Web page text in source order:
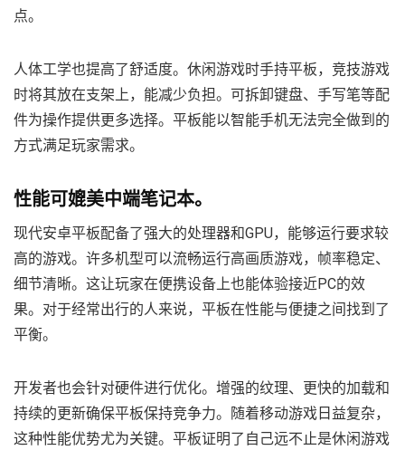
点。
人体工学也提高了舒适度。休闲游戏时手持平板，竞技游戏
时将其放在支架上，能减少负担。可拆卸键盘、手写笔等配
件为操作提供更多选择。平板能以智能手机无法完全做到的
方式满足玩家需求。
性能可媲美中端笔记本。
现代安卓平板配备了强大的处理器和GPU，能够运行要求较
高的游戏。许多机型可以流畅运行高画质游戏，帧率稳定、
细节清晰。这让玩家在便携设备上也能体验接近PC的效
果。对于经常出行的人来说，平板在性能与便捷之间找到了
平衡。
开发者也会针对硬件进行优化。增强的纹理、更快的加载和
持续的更新确保平板保持竞争力。随着移动游戏日益复杂，
这种性能优势尤为关键。平板证明了自己远不止是休闲游戏